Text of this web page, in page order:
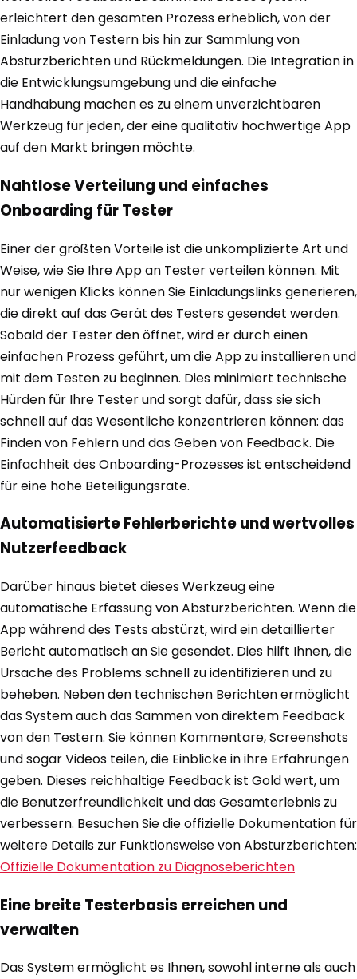
erleichtert den gesamten Prozess erheblich, von der
Einladung von Testern bis hin zur Sammlung von
Absturzberichten und Rückmeldungen. Die Integration in
die Entwicklungsumgebung und die einfache
Handhabung machen es zu einem unverzichtbaren
Werkzeug für jeden, der eine qualitativ hochwertige App
auf den Markt bringen möchte.
Nahtlose Verteilung und einfaches
Onboarding für Tester
Einer der größten Vorteile ist die unkomplizierte Art und
Weise, wie Sie Ihre App an Tester verteilen können. Mit
nur wenigen Klicks können Sie Einladungslinks generieren,
die direkt auf das Gerät des Testers gesendet werden.
Sobald der Tester den öffnet, wird er durch einen
einfachen Prozess geführt, um die App zu installieren und
mit dem Testen zu beginnen. Dies minimiert technische
Hürden für Ihre Tester und sorgt dafür, dass sie sich
schnell auf das Wesentliche konzentrieren können: das
Finden von Fehlern und das Geben von Feedback. Die
Einfachheit des Onboarding-Prozesses ist entscheidend
für eine hohe Beteiligungsrate.
Automatisierte Fehlerberichte und wertvolles
Nutzerfeedback
Darüber hinaus bietet dieses Werkzeug eine
automatische Erfassung von Absturzberichten. Wenn die
App während des Tests abstürzt, wird ein detaillierter
Bericht automatisch an Sie gesendet. Dies hilft Ihnen, die
Ursache des Problems schnell zu identifizieren und zu
beheben. Neben den technischen Berichten ermöglicht
das System auch das Sammen von direktem Feedback
von den Testern. Sie können Kommentare, Screenshots
und sogar Videos teilen, die Einblicke in ihre Erfahrungen
geben. Dieses reichhaltige Feedback ist Gold wert, um
die Benutzerfreundlichkeit und das Gesamterlebnis zu
verbessern. Besuchen Sie die offizielle Dokumentation für
weitere Details zur Funktionsweise von Absturzberichten:
Offizielle Dokumentation zu Diagnoseberichten
Eine breite Testerbasis erreichen und
verwalten
Das System ermöglicht es Ihnen, sowohl interne als auch